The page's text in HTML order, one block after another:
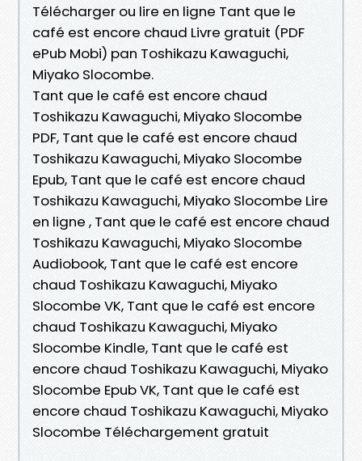
Télécharger ou lire en ligne Tant que le
café est encore chaud Livre gratuit (PDF
ePub Mobi) pan Toshikazu Kawaguchi,
Miyako Slocombe.
Tant que le café est encore chaud
Toshikazu Kawaguchi, Miyako Slocombe
PDF, Tant que le café est encore chaud
Toshikazu Kawaguchi, Miyako Slocombe
Epub, Tant que le café est encore chaud
Toshikazu Kawaguchi, Miyako Slocombe Lire
en ligne , Tant que le café est encore chaud
Toshikazu Kawaguchi, Miyako Slocombe
Audiobook, Tant que le café est encore
chaud Toshikazu Kawaguchi, Miyako
Slocombe VK, Tant que le café est encore
chaud Toshikazu Kawaguchi, Miyako
Slocombe Kindle, Tant que le café est
encore chaud Toshikazu Kawaguchi, Miyako
Slocombe Epub VK, Tant que le café est
encore chaud Toshikazu Kawaguchi, Miyako
Slocombe Téléchargement gratuit